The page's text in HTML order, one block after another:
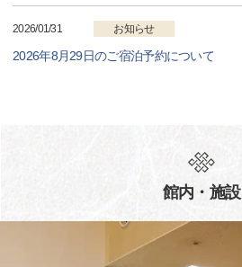
2026/01/31 お知らせ
2026年8月29日のご宿泊予約について
館内・施設